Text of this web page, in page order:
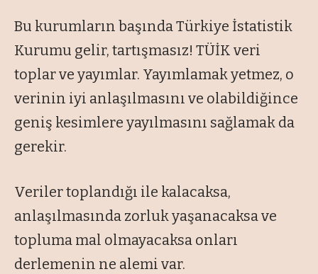
Bu kurumların başında Türkiye İstatistik
Kurumu gelir, tartışmasız! TÜİK veri
toplar ve yayımlar. Yayımlamak yetmez, o
verinin iyi anlaşılmasını ve olabildiğince
geniş kesimlere yayılmasını sağlamak da
gerekir.
Veriler toplandığı ile kalacaksa,
anlaşılmasında zorluk yaşanacaksa ve
topluma mal olmayacaksa onları
derlemenin ne alemi var.